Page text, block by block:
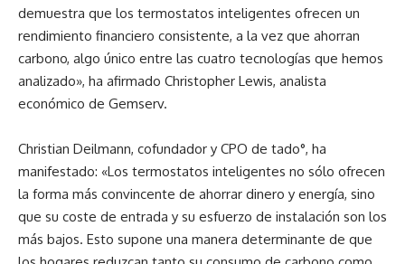
demuestra que los termostatos inteligentes ofrecen un
rendimiento financiero consistente, a la vez que ahorran
carbono, algo único entre las cuatro tecnologías que hemos
analizado», ha afirmado Christopher Lewis, analista
económico de Gemserv.
Christian Deilmann, cofundador y CPO de tado°, ha
manifestado: «Los termostatos inteligentes no sólo ofrecen
la forma más convincente de ahorrar dinero y energía, sino
que su coste de entrada y su esfuerzo de instalación son los
más bajos. Esto supone una manera determinante de que